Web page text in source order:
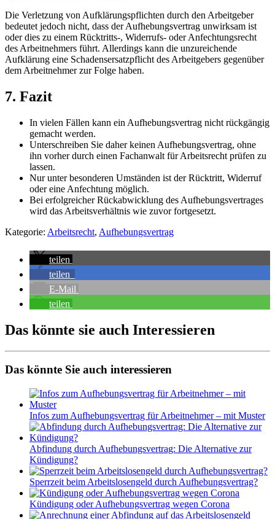
Die Verletzung von Aufklärungspflichten durch den Arbeitgeber
bedeutet jedoch nicht, dass der Aufhebungsvertrag unwirksam ist
oder dies zu einem Rücktritts-, Widerrufs- oder Anfechtungsrecht
des Arbeitnehmers führt. Allerdings kann die unzureichende
Aufklärung eine Schadensersatzpflicht des Arbeitgebers gegenüber
dem Arbeitnehmer zur Folge haben.
7. Fazit
In vielen Fällen kann ein Aufhebungsvertrag nicht rückgängig
gemacht werden.
Unterschreiben Sie daher keinen Aufhebungsvertrag, ohne
ihn vorher durch einen Fachanwalt für Arbeitsrecht prüfen zu
lassen.
Nur unter besonderen Umständen ist der Rücktritt, Widerruf
oder eine Anfechtung möglich.
Bei erfolgreicher Rückabwicklung des Aufhebungsvertrages
wird das Arbeitsverhältnis wie zuvor fortgesetzt.
Kategorie: Arbeitsrecht, Aufhebungsvertrag
teilen
teilen
E-Mail
teilen
Das könnte sie auch Interessieren
Das könnte Sie auch interessieren
Infos zum Aufhebungsvertrag für Arbeitnehmer – mit Muster
Abfindung durch Aufhebungsvertrag: Die Alternative zur
Kündigung?
Sperrzeit beim Arbeitslosengeld durch Aufhebungsvertrag?
Kündigung oder Aufhebungsvertrag wegen Corona